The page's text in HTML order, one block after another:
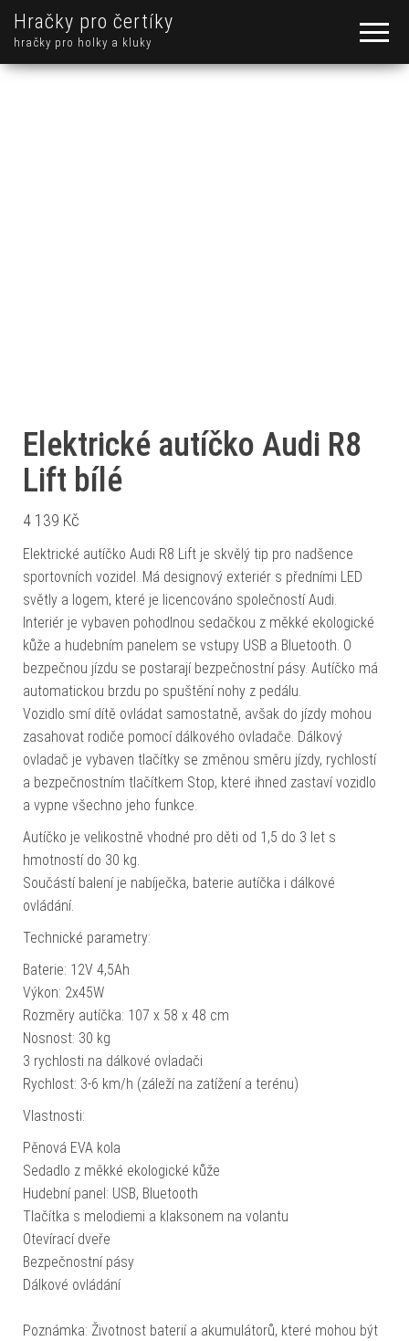
Hračky pro čertíky
hračky pro holky a kluky
Elektrické autíčko Audi R8
Lift bílé
4 139 Kč
Elektrické autíčko Audi R8 Lift je skvělý tip pro nadšence
sportovních vozidel. Má designový exteriér s předními LED
světly a logem, které je licencováno společností Audi.
Interiér je vybaven pohodlnou sedačkou z měkké ekologické
kůže a hudebním panelem se vstupy USB a Bluetooth. O
bezpečnou jízdu se postarají bezpečnostní pásy. Autíčko má
automatickou brzdu po spuštění nohy z pedálu.
Vozidlo smí dítě ovládat samostatně, avšak do jízdy mohou
zasahovat rodiče pomocí dálkového ovladače. Dálkový
ovladač je vybaven tlačítky se změnou směru jízdy, rychlostí
a bezpečnostním tlačítkem Stop, které ihned zastaví vozidlo
a vypne všechno jeho funkce.
Autíčko je velikostně vhodné pro děti od 1,5 do 3 let s
hmotností do 30 kg.
Součástí balení je nabíječka, baterie autíčka i dálkové
ovládání.
Technické parametry:
Baterie: 12V 4,5Ah
Výkon: 2x45W
Rozměry autíčka: 107 x 58 x 48 cm
Nosnost: 30 kg
3 rychlosti na dálkové ovladači
Rychlost: 3-6 km/h (záleží na zatížení a terénu)
Vlastnosti:
Pěnová EVA kola
Sedadlo z měkké ekologické kůže
Hudební panel: USB, Bluetooth
Tlačítka s melodiemi a klaksonem na volantu
Otevírací dveře
Bezpečnostní pásy
Dálkové ovládání
Poznámka: Životnost baterií a akumulátorů, které mohou být